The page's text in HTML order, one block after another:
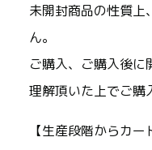
未開封商品の性質上
ん。
ご購入、ご購入後に
理解頂いた上でご購
【生産段階からカ